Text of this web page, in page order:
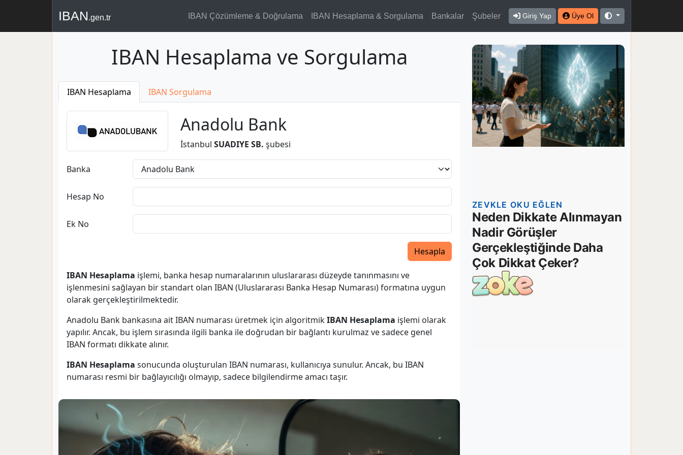
IBAN.gen.tr IBAN Çözümleme & Doğrulama IBAN Hesaplama & Sorgulama Bankalar Şubeler Giriş Yap Üye Ol
IBAN Hesaplama ve Sorgulama
IBAN Hesaplama IBAN Sorgulama
Anadolu Bank
İstanbul SUADIYE SB. şubesi
Banka
Hesap No
Ek No
Hesapla
IBAN Hesaplama işlemi, banka hesap numaralarının uluslararası düzeyde tanınmasını ve
işlenmesini sağlayan bir standart olan IBAN (Uluslararası Banka Hesap Numarası) formatına uygun
olarak gerçekleştirilmektedir.
Anadolu Bank bankasına ait IBAN numarası üretmek için algoritmikIBAN Hesaplama işlemi olarak
yapılır. Ancak, bu işlem sırasında ilgili banka ile doğrudan bir bağlantı kurulmaz ve sadece genel
IBAN formatı dikkate alınır.
IBAN Hesaplama sonucunda oluşturulan IBAN numarası, kullanıcıya sunulur. Ancak, bu IBAN
numarası resmi bir bağlayıcılığı olmayıp, sadece bilgilendirme amacı taşır.